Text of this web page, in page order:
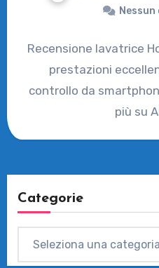
Recensione lavatrice
prestazioni
controllo da
più su
Categorie